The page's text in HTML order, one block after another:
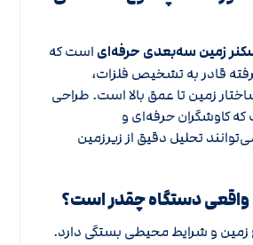
زمین سه‌بعدی حرفه‌ای است که
قادر به تشخیص فلزات،
زمین تا عمق بالا است. طراحی
کاوشگران حرفه‌ای و
تحلیل دقیق از زیرزمین
و شرایط محیطی بستگی دارد.